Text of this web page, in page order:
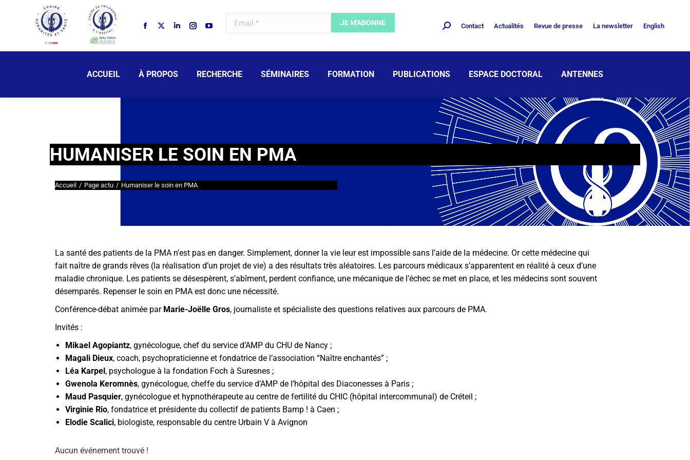
Contact Actualités Revue de presse La newsletter English
ACCUEIL À PROPOS RECHERCHE SÉMINAIRES FORMATION PUBLICATIONS ESPACE DOCTORAL ANTENNES
HUMANISER LE SOIN EN PMA
Vous êtes ici :
Accueil Page actu Humaniser le soin en PMA
La santé des patients de la PMA n’est pas en danger. Simplement, donner la vie leur est impossible sans l’aide de la médecine. Or cette médecine qui
fait naître de grands rêves (la réalisation d’un projet de vie) a des résultats très aléatoires. Les parcours médicaux s’apparentent en réalité à ceux d’une
maladie chronique. Les patients se désespèrent, s’abîment, perdent confiance, une mécanique de l’échec se met en place, et les médecins sont souvent
désemparés. Repenser le soin en PMA est donc une nécessité.
Conférence-débat animée par Marie-Joëlle Gros, journaliste et spécialiste des questions relatives aux parcours de PMA.
Invités :
Mikael Agopiantz, gynécologue, chef du service d’AMP du CHU de Nancy ;
Magali Dieux, coach, psychopraticienne et fondatrice de l’association “Naître enchantés” ;
Léa Karpel , psychologue à la fondation Foch à Suresnes ;
Gwenola Keromnès, gynécologue, cheffe du service d’AMP de l’hôpital des Diaconesses à Paris ;
Maud Pasquier, gynécologue et hypnothérapeute au centre de fertilité du CHIC (hôpital intercommunal) de Créteil ;
Virginie Rio, fondatrice et présidente du collectif de patients Bamp ! à Caen ;
Elodie Scalici, biologiste, responsable du centre Urbain V à Avignon
Aucun événement trouvé !